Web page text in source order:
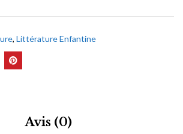
, Littérature Enfantine
Avis (0)